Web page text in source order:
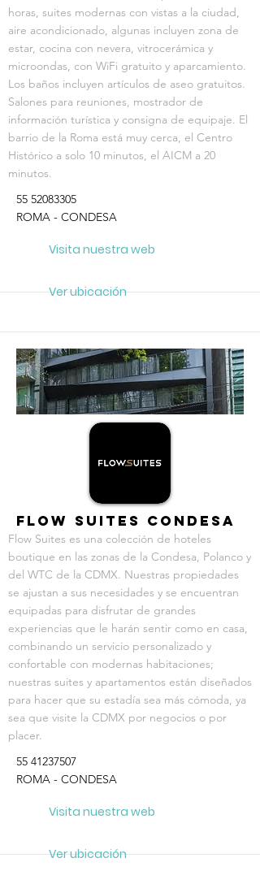
horas, suites modernas con vistas a la ciudad,
aire acondicionado, algunas incluyen zona de
estar, cocina con nevera, vitrocerámica y
microondas, con WiFi gratuito y aparcamiento.
Los baños incluyen artículos de aseo gratuitos.
Salones para reuniones, mostrador de
información turística y consigna de equipaje. El
barrio de la Roma está muy cerca, el Centro
Histórico a solo 10 minutos, el AICM a 20
minutos.
55 52083305
ROMA - CONDESA
Visita nuestra web
Ver ubicación
RECOMENDADO
Flow Suites Condesa
Flow Suites es una colección de hoteles
boutique en las zonas de la Condesa, Polanco y
del WTC de la CDMX. Nuestras propiedades
se ajustan a sus necesidades y se encuentran
equipadas para disfrutar de grandes
experiencias que le harán sentir como en casa,
combinando un servicio personalizado y
confortable con modernas habitaciones;
nuestras suites y apartamentos están diseñados
para hacer que su estadía sea más cómoda, ya
sea que visite la CDMX por negocios o por
placer.
55 41237507
ROMA - CONDESA
Visita nuestra web
Ver ubicación